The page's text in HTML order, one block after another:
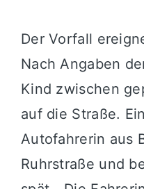
Der Vorfall
Nach Angaben
Kind zwischen
auf die Straße.
Autofahrerin aus
Ruhrstraße und